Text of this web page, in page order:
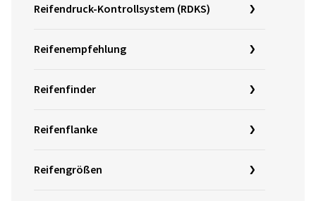
Reifendruck-Kontrollsystem (RDKS)
Reifenempfehlung
Reifenfinder
Reifenflanke
Reifengrößen